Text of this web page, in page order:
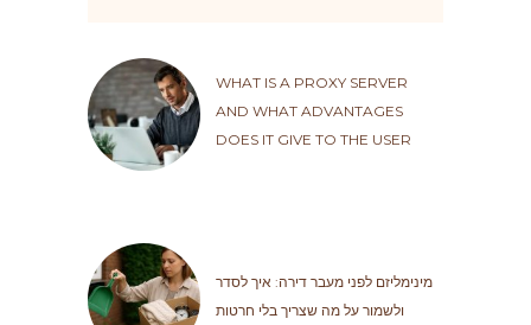
WHAT IS A PROXY SERVER
AND WHAT ADVANTAGES
DOES IT GIVE TO THE USER
מינימליזם לפני מעבר דירה: איך לסדר
ולשמור על מה שצריך בלי חרטות